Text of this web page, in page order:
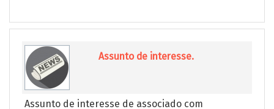
Assunto de interesse.
Assunto de interesse de associado com